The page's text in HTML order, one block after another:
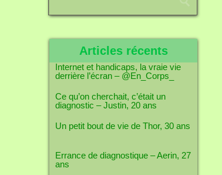
Articles récents
Internet et handicaps, la vraie vie
derrière l’écran – @En_Corps_
Ce qu’on cherchait, c’était un
diagnostic – Justin, 20 ans
Un petit bout de vie de Thor, 30 ans
Errance de diagnostique – Aerin, 27
ans